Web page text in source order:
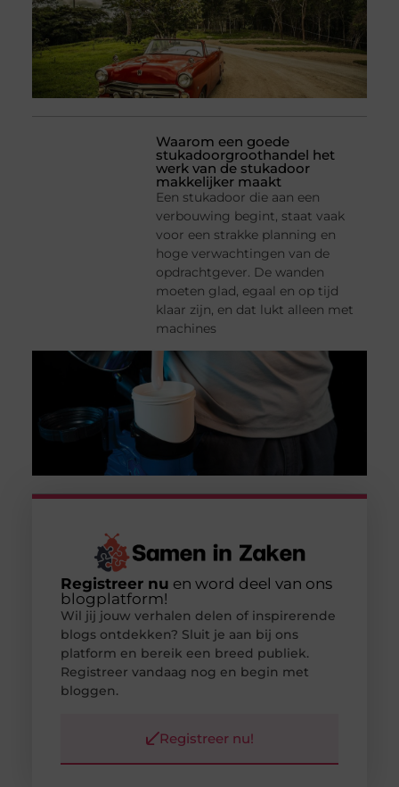
Waarom een goede
stukadoorgroothandel het
werk van de stukadoor
makkelijker maakt
Een stukadoor die aan een
verbouwing begint, staat vaak
voor een strakke planning en
hoge verwachtingen van de
opdrachtgever. De wanden
moeten glad, egaal en op tijd
klaar zijn, en dat lukt alleen met
machines
Registreer nu en word deel van ons
blogplatform!
Wil jij jouw verhalen delen of inspirerende
blogs ontdekken? Sluit je aan bij ons
platform en bereik een breed publiek.
Registreer vandaag nog en begin met
bloggen.
Registreer nu!